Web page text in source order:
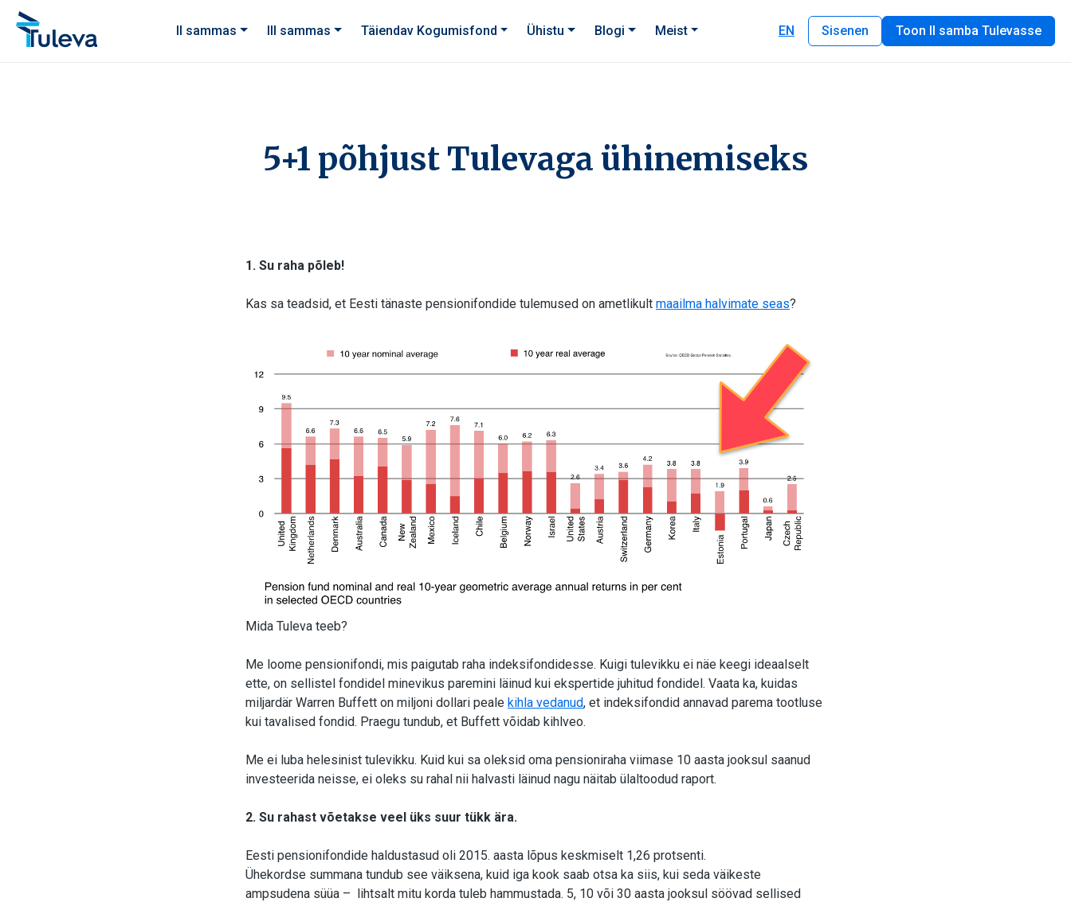
Liigu edasi sisu juurde
II sammas
III sammas Täiendav Kogumisfond Ühistu Blogi Meist EN Sisenen Toon II samba Tulevasse
5+1 põhjust Tulevaga ühinemiseks
1. Su raha põleb!
Kas sa teadsid, et Eesti tänaste pensionifondide tulemused on ametlikult maailma halvimate seas?
Mida Tuleva teeb?
Me loome pensionifondi, mis paigutab raha indeksifondidesse. Kuigi tulevikku ei näe keegi ideaalselt
ette, on sellistel fondidel minevikus paremini läinud kui ekspertide juhitud fondidel. Vaata ka, kuidas
miljardär Warren Buffett on miljoni dollari peale kihla vedanud, et indeksifondid annavad parema tootluse
kui tavalised fondid. Praegu tundub, et Buffett võidab kihlveo.
Me ei luba helesinist tulevikku. Kuid kui sa oleksid oma pensioniraha viimase 10 aasta jooksul saanud
investeerida neisse, ei oleks su rahal nii halvasti läinud nagu näitab ülaltoodud raport.
2. Su rahast võetakse veel üks suur tükk ära.
Eesti pensionifondide haldustasud oli 2015. aasta lõpus keskmiselt 1,26 protsenti.
Ühekordse summana tundub see väiksena, kuid iga kook saab otsa ka siis, kui seda väikeste
ampsudena süüa – lihtsalt mitu korda tuleb hammustada. 5, 10 või 30 aasta jooksul söövad sellised